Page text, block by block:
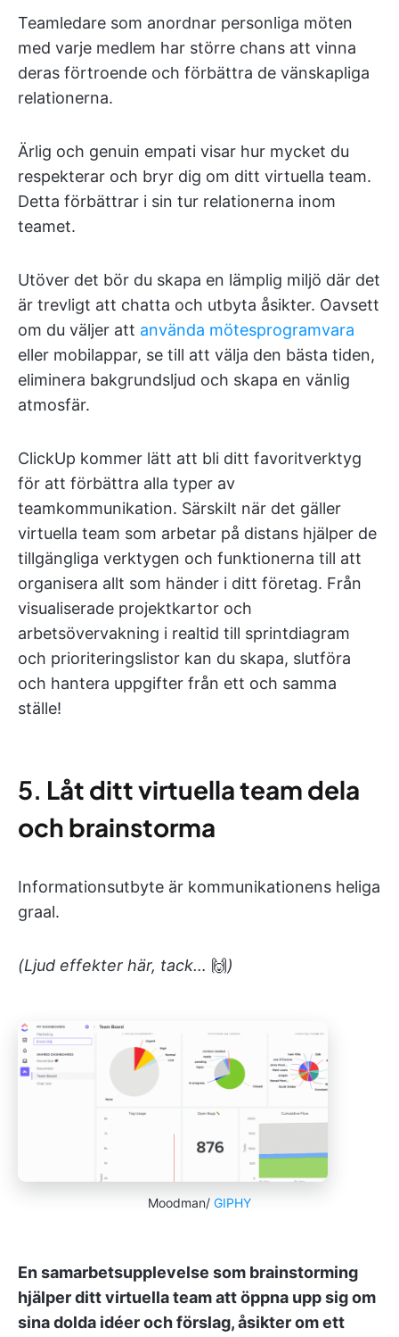
Teamledare som anordnar personliga möten
med varje medlem har större chans att vinna
deras förtroende och förbättra de vänskapliga
relationerna.
Ärlig och genuin empati visar hur mycket du
respekterar och bryr dig om ditt virtuella team.
Detta förbättrar i sin tur relationerna inom
teamet.
Utöver det bör du skapa en lämplig miljö där det
är trevligt att chatta och utbyta åsikter. Oavsett
om du väljer att använda mötesprogramvara
eller mobilappar, se till att välja den bästa tiden,
eliminera bakgrundsljud och skapa en vänlig
atmosfär.
ClickUp kommer lätt att bli ditt favoritverktyg
för att förbättra alla typer av
teamkommunikation. Särskilt när det gäller
virtuella team som arbetar på distans hjälper de
tillgängliga verktygen och funktionerna till att
organisera allt som händer i ditt företag. Från
visualiserade projektkartor och
arbetsövervakning i realtid till sprintdiagram
och prioriteringslistor kan du skapa, slutföra
och hantera uppgifter från ett och samma
ställe!
5. Låt ditt virtuella team dela
och brainstorma
Informationsutbyte är kommunikationens heliga
graal.
(Ljud effekter här, tack… 🙌)
Moodman/ GIPHY
En samarbetsupplevelse som brainstorming
hjälper ditt virtuella team att öppna upp sig om
sina dolda idéer och förslag, åsikter om ett